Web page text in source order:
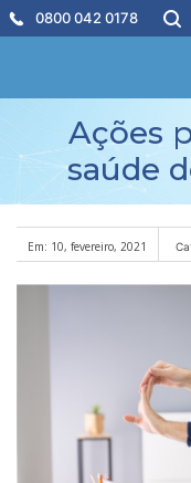
0800 042 0178
Ações
saúde
Em: 10, fevereiro, 2021